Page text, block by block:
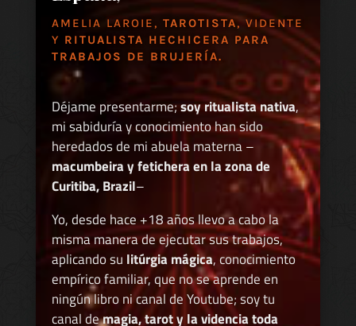
AMELIA LAROIE, TAROTISTA, VIDENTE
Y RITUALISTA HECHICERA PARA
TRABAJOS DE BRUJERÍA.
Déjame presentarme;soy ritualista nativa,
mi sabiduría y conocimiento han sido
heredados de mi abuela materna –
macumbeira y fetichera en la zona de
Curitiba, Brazil–
Yo, desde hace +18 años llevo a cabo la
misma manera de ejecutar sus trabajos,
aplicando su litúrgia mágica, conocimiento
empírico familiar, que no se aprende en
ningún libro ni canal de Youtube; soy tu
canal demagia, tarot y la videncia toda